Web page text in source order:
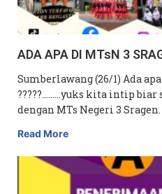
ADA APA DI MTsN 3
Sumberlawang (26/1) Ada
?????………yuks kita intip
dengan MTs Negeri 3
Read More